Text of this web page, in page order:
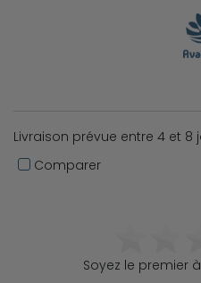
Livraison prévue entre 4 et 8
Comparer
Soyez le premier